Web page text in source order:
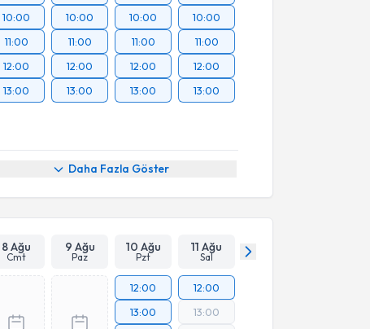
10:00
11:00
12:00
13:00
10:00
11:00
12:00
13:00
10:00
11:00
12:00
13:00
10:00
11:00
12:00
13:00
Daha Fazla Göster
8 Ağu
Cmt
9 Ağu
Paz
10 Ağu
Pzt
11 Ağu
Sal
12:00
13:00
12:00
13:00